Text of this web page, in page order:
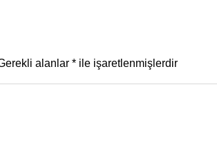
alanlar * ile işaretlenmişlerdir